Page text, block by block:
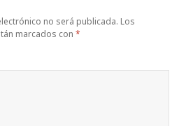
no será publicada. Los
marcados con*